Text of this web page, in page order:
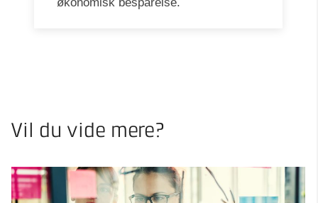
Vil du vide mere?